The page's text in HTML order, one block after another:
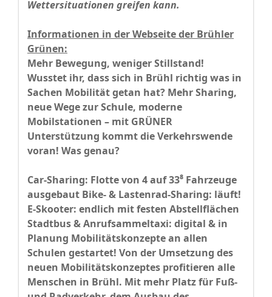
Wettersituationen greifen kann.
Informationen in der Webseite der Brühler
Grünen:
Mehr Bewegung, weniger Stillstand!
Wusstet ihr, dass sich in Brühl richtig was in
Sachen Mobilität getan hat? Mehr Sharing,
neue Wege zur Schule, moderne
Mobilstationen – mit GRÜNER
Unterstützung kommt die Verkehrswende
voran! Was genau?
Car-Sharing: Flotte von 4 auf 33⁸ Fahrzeuge
ausgebaut Bike- & Lastenrad-Sharing: läuft!
E-Skooter: endlich mit festen Abstellflächen
Stadtbus & Anrufsammeltaxi: digital & in
Planung Mobilitätskonzepte an allen
Schulen gestartet! Von der Umsetzung des
neuen Mobilitätskonzeptes profitieren alle
Menschen in Brühl. Mit mehr Platz für Fuß-